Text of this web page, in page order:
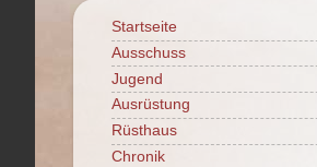
Startseite
Ausschuss
Jugend
Ausrüstung
Rüsthaus
Chronik